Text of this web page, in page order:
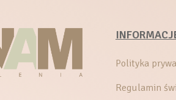
Polityka
Regulamin